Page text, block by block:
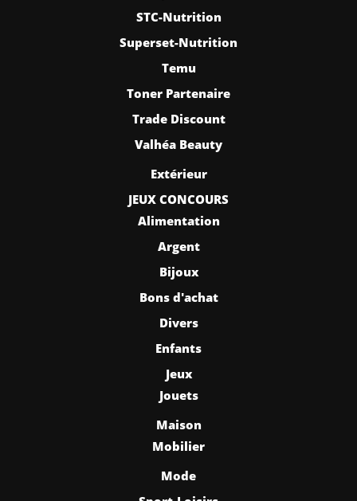
STC-Nutrition
Superset-Nutrition
Temu
Toner Partenaire
Trade Discount
Valhéa Beauty
Extérieur
JEUX CONCOURS
Alimentation
Argent
Bijoux
Bons d'achat
Divers
Enfants
Jeux
Jouets
Maison
Mobilier
Mode